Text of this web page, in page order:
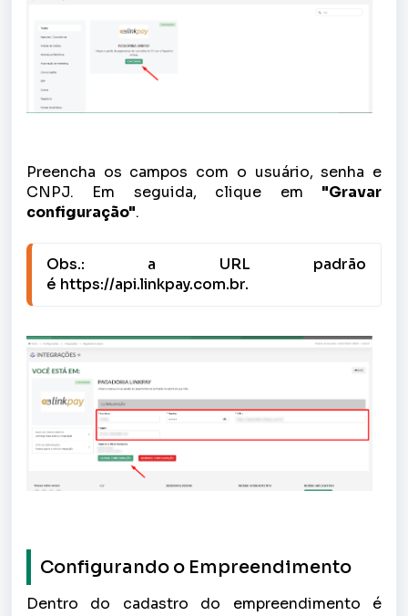
Preencha os campos com o usuário, senha e
CNPJ. Em seguida, clique em "Gravar
configuração".
Obs.: a URL padrão
é https://api.linkpay.com.br.
Configurando o Empreendimento
Dentro do cadastro do empreendimento é